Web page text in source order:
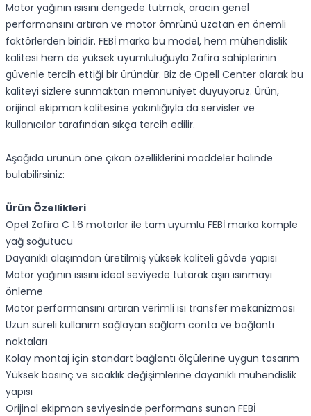
Motor yağının ısısını dengede tutmak, aracın genel
performansını artıran ve motor ömrünü uzatan en önemli
faktörlerden biridir. FEBİ marka bu model, hem mühendislik
kalitesi hem de yüksek uyumluluğuyla Zafira sahiplerinin
güvenle tercih ettiği bir üründür. Biz de Opell Center olarak bu
kaliteyi sizlere sunmaktan memnuniyet duyuyoruz. Ürün,
orijinal ekipman kalitesine yakınlığıyla da servisler ve
kullanıcılar tarafından sıkça tercih edilir.
Aşağıda ürünün öne çıkan özelliklerini maddeler halinde
bulabilirsiniz:
Ürün Özellikleri
Opel Zafira C 1.6 motorlar ile tam uyumlu FEBİ marka komple
yağ soğutucu
Dayanıklı alaşımdan üretilmiş yüksek kaliteli gövde yapısı
Motor yağının ısısını ideal seviyede tutarak aşırı ısınmayı
önleme
Motor performansını artıran verimli ısı transfer mekanizması
Uzun süreli kullanım sağlayan sağlam conta ve bağlantı
noktaları
Kolay montaj için standart bağlantı ölçülerine uygun tasarım
Yüksek basınç ve sıcaklık değişimlerine dayanıklı mühendislik
yapısı
Orijinal ekipman seviyesinde performans sunan FEBİ